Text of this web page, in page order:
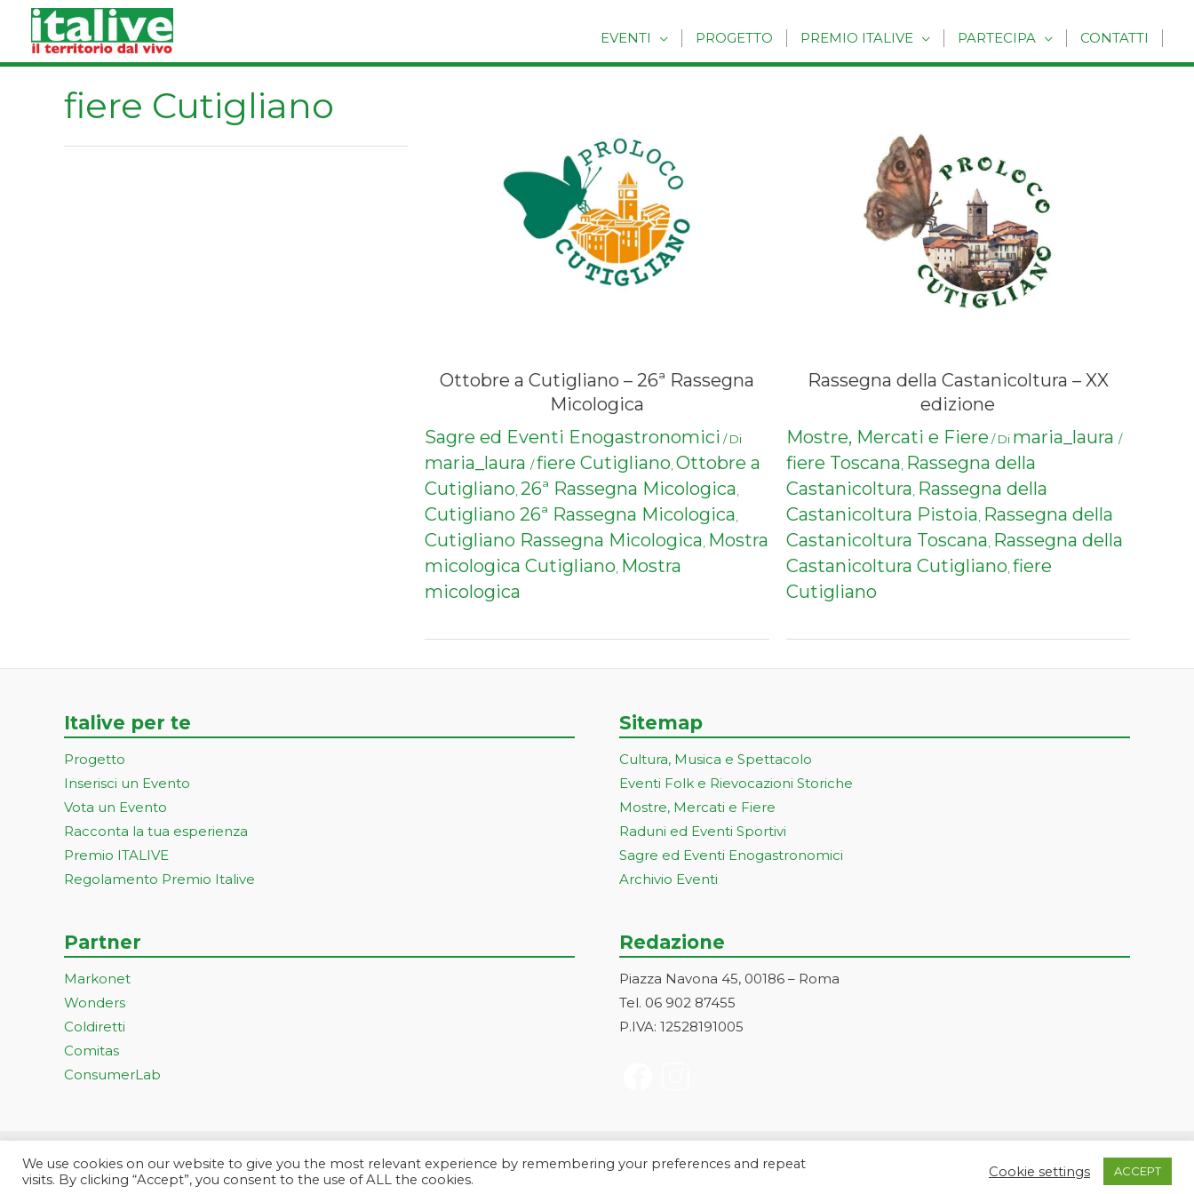
contenuto
EVENTI PROGETTO PREMIO ITALIVE PARTECIPA CONTATTI
fiere Cutigliano
Ottobre a Cutigliano – 26ª Rassegna
Micologica
Sagre ed Eventi Enogastronomici / Di
maria_laura /fiere Cutigliano,Ottobre a
Cutigliano, 26ª Rassegna Micologica,
Cutigliano 26ª Rassegna Micologica,
Cutigliano Rassegna Micologica, Mostra
micologica Cutigliano, Mostra
micologica
Rassegna della Castanicoltura – XX
edizione
Mostre, Mercati e Fiere / Di maria_laura /
fiere Toscana, Rassegna della
Castanicoltura, Rassegna della
Castanicoltura Pistoia, Rassegna della
Castanicoltura Toscana, Rassegna della
Castanicoltura Cutigliano, fiere
Cutigliano
Italive per te
Progetto
Inserisci un Evento
Vota un Evento
Racconta la tua esperienza
Premio ITALIVE
Regolamento Premio Italive
Partner
Markonet
Wonders
Coldiretti
Comitas
ConsumerLab
Sitemap
Cultura, Musica e Spettacolo
Eventi Folk e Rievocazioni Storiche
Mostre, Mercati e Fiere
Raduni ed Eventi Sportivi
Sagre ed Eventi Enogastronomici
Archivio Eventi
Redazione
Piazza Navona 45, 00186 – Roma
Tel. 06 902 87455
P.IVA: 12528191005
Progetto ideato e gestito dalla Markonet srl - Piazza Navona 45, 00186 Roma | PI e CF: 12528191005 | markonetsrl@pec.it |
We use cookies on our website to give you the most relevant experience by remembering your preferences and repeat
visits. By clicking “Accept”, you consent to the use of ALL the cookies.
Cookie settings ACCEPT